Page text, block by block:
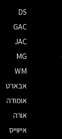
DS
GAC
JAC
MG
WM
אבארט
אומודה
אורה
אייווייס